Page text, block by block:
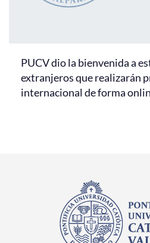
PUCV dio la bienvenida a
extranjeros que realizarán
internacional de forma